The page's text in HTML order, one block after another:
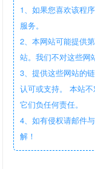
1、如果您喜欢该程
服务。
2、本网站可能提供
站。我们不对这些网
3、提供这些网站的
认可或支持。 本站
它们负任何责任。
4、如有侵权请邮件
解！